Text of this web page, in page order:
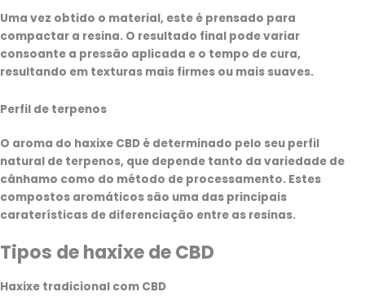
Uma vez obtido o material, este é prensado para
compactar a resina. O resultado final pode variar
consoante a pressão aplicada e o tempo de cura,
resultando em texturas mais firmes ou mais suaves.
Perfil de terpenos
O aroma do haxixe CBD é determinado pelo seu perfil
natural de terpenos, que depende tanto da variedade de
cânhamo como do método de processamento. Estes
compostos aromáticos são uma das principais
caraterísticas de diferenciação entre as resinas.
Tipos de haxixe de CBD
Haxixe tradicional com CBD